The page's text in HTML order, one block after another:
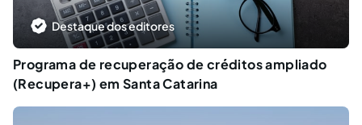
Destaque dos editores
Programa de recuperação de créditos ampliado
(Recupera+) em Santa Catarina